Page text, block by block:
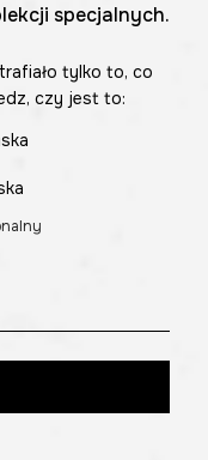
specjalnych.
tylko to, co
czy jest to: